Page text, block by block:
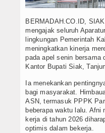
BERMADAH.CO.ID,
mengajak seluruh
lingkungan Pemerintah
meningkatkan kinerja
pada apel senin bersama
Kantor Bupati Siak,
Ia menekankan
bagi masyarakat.
ASN, termasuk PPPK
beberapa waktu lalu. Afni
kerja di tahun 2026
optimis dalam bekerja.